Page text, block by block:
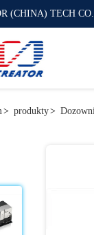
(CHINA) TECH
> produkty>